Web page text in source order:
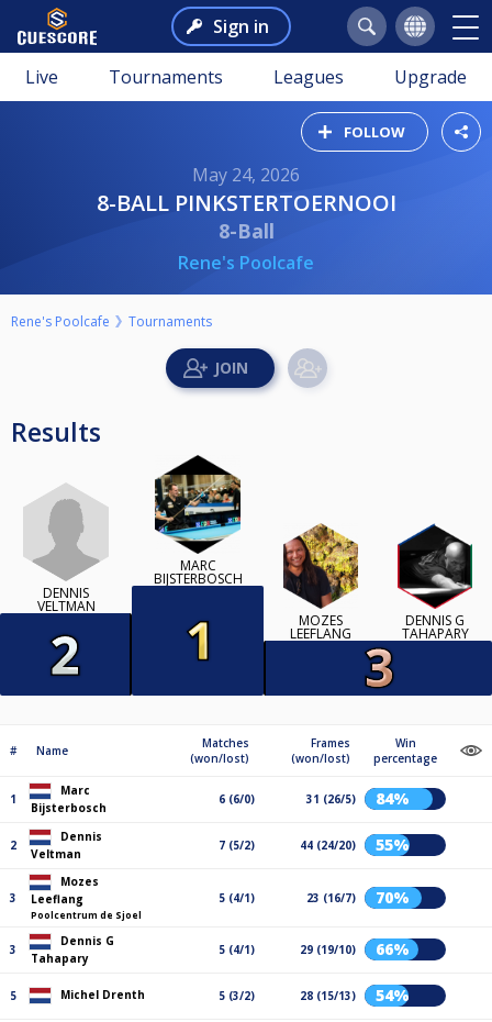
Sign in
Live Tournaments Leagues Upgrade
FOLLOW
May 24, 2026
8-BALL PINKSTERTOERNOOI
8-Ball
Rene's Poolcafe
Rene's Poolcafe Tournaments
Results
DENNIS
VELTMAN
MARC
BIJSTERBOSCH
MOZES
LEEFLANG
DENNIS G
TAHAPARY
# Name
Matches
(won/lost)
Frames
(won/lost)
Win
percentage
1
Marc
Bijsterbosch
6 (6/0) 31 (26/5) 84%
2
Dennis
Veltman
7 (5/2) 44 (24/20) 55%
3
Mozes
Leeflang
Poolcentrum de Sjoel
5 (4/1) 23 (16/7) 70%
3
Dennis G
Tahapary
5 (4/1) 29 (19/10) 66%
5 Michel Drenth 5 (3/2) 28 (15/13) 54%